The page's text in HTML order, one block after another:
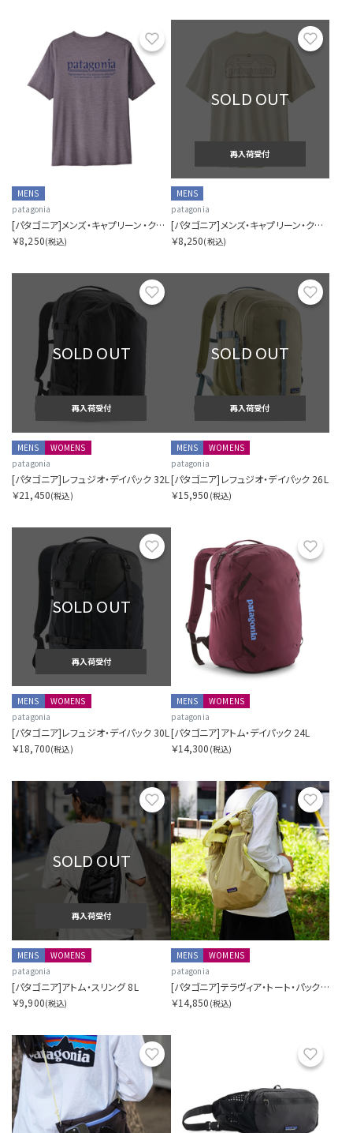
お気に入り
MENS
patagonia
[パタゴニア]メンズ・キャプリーン・クール・デイリー・シャツ（ハット・トリッパー）
￥8,250(税込)
SOLD OUT
再入荷受付
MENS
patagonia
[パタゴニア]メンズ・キャプリーン・クール・デイリー・シャツ（P-6 コスモス）
￥8,250(税込)
お気に入り
SOLD OUT
再入荷受付
MENS
WOMENS
patagonia
[パタゴニア]レフュジオ・デイパック 32L
￥21,450(税込)
SOLD OUT
再入荷受付
MENS
WOMENS
patagonia
[パタゴニア]レフュジオ・デイパック 26L
￥15,950 (税込)
お気に入り
SOLD OUT
再入荷受付
MENS
WOMENS
patagonia
[パタゴニア]レフュジオ・デイパック 30L
￥18,700(税込)
MENS
WOMENS
patagonia
[パタゴニア]アトム・デイパック 24L
￥14,300 (税込)
お気に入り
SOLD OUT
再入荷受付
MENS
WOMENS
patagonia
[パタゴニア]アトム・スリング 8L
￥9,900(税込)
MENS
WOMENS
patagonia
[パタゴニア]テラヴィア・トート・パック 24L
￥14,850 (税込)
お気に入り